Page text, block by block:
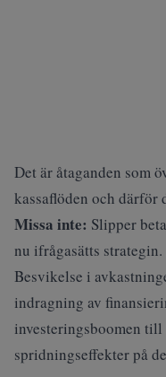
Det är åtaganden som
kassaflöden och därför
Missa inte: Slipper
nu ifrågasätts
Besvikelse i
indragning av
investeringsboomen till
spridningseffekter på